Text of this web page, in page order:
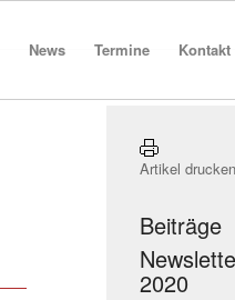
News Termine Kontakt
Artikel drucken
Beiträge
2020